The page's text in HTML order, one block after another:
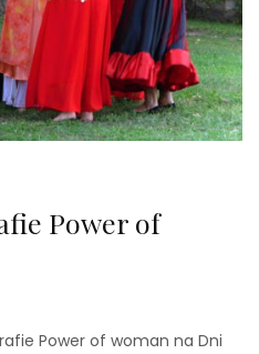
Power of
Power of woman na Dni